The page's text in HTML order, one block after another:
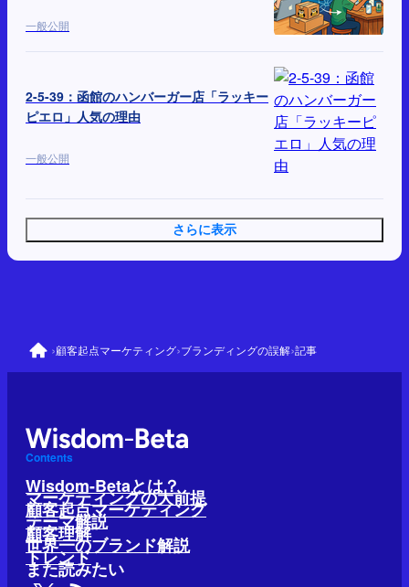
一般公開
2-5-39：函館のハンバーガー店「ラッキー
ピエロ」人気の理由
一般公開
さらに表示
›顧客起点マーケティング›ブランディングの誤解›記事
Contents
Wisdom-Betaとは？
マーケティングの大前提
顧客起点マーケティング
テーマ解説
顧客理解
世界一のブランド解説
トレンド
また読みたい